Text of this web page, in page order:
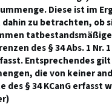
Diese ist im
zu betrachten, ob
des § 34 Abs. 1 Nr. 1
Entsprechendes
die von keiner
des § 34 KCanG erfasst